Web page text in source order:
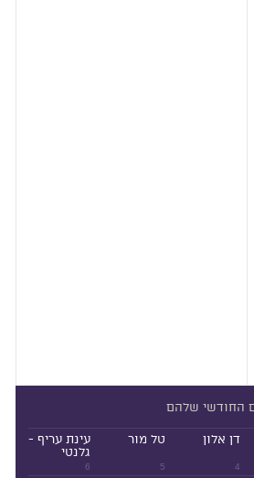
החודשי שלהם
4
דן אלון
5
טל מור
6
עינת עריף -
גלנטי